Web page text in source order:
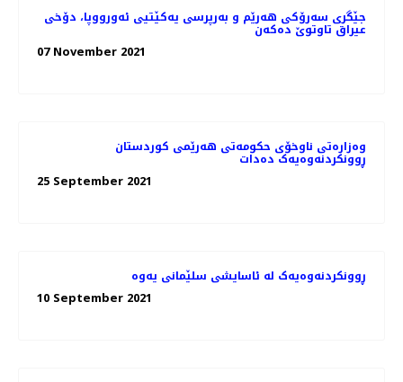
جێگری سەرۆکی هەرێم و بەرپرسی یەکێتیی ئەورووپا، دۆخى
عيراق تاوتوێ ده‌كه‌ن
07 November 2021
وەزارەتی ناوخۆی حکومەتی هەرێمی کوردستان
ڕوونکردنەوەیەک دەدات
25 September 2021
ڕوونکردنەوەیەک لە ئاسایشی سلێمانی یەوە
10 September 2021